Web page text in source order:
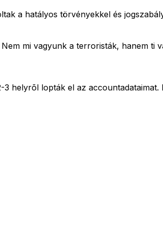
a hatályos törvényekkel és
mi vagyunk a terroristák, hanem ti
helyrõl lopták el az